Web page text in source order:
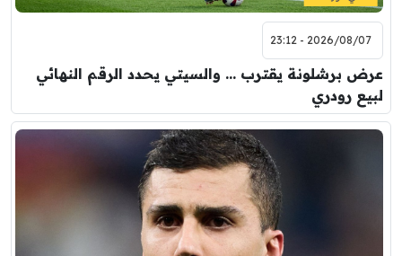
2026/08/07 - 23:12
عرض برشلونة يقترب … والسيتي يحدد الرقم النهائي
لبيع رودري